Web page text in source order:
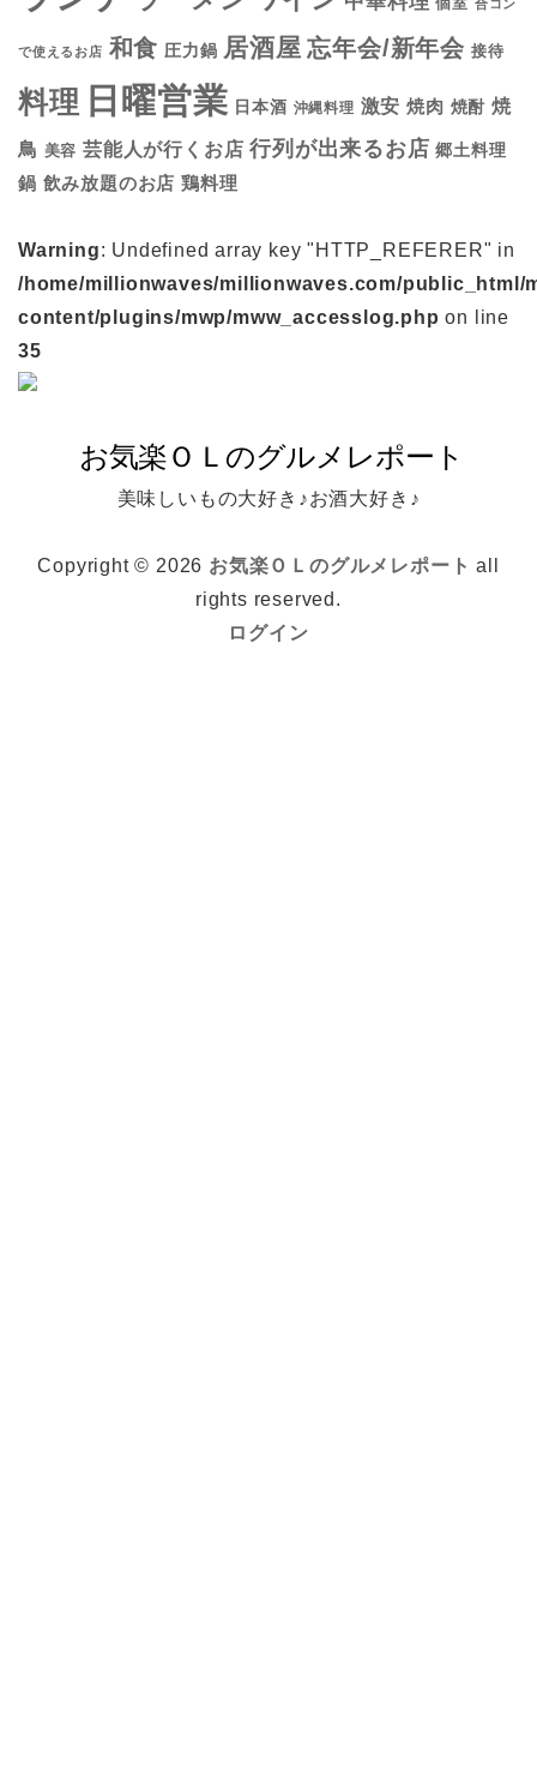
個室 合コン
で使えるお店 和食 圧力鍋 居酒屋 忘年会/新年会 接待
料理 日曜営業 日本酒 沖縄料理 激安 焼肉 焼酎 焼
鳥 美容 芸能人が行くお店 行列が出来るお店 郷土料理
鍋 飲み放題のお店 鶏料理
Warning: Undefined array key "HTTP_REFERER" in
/home/millionwaves/millionwaves.com/public_html/
content/plugins/mwp/mww_accesslog.php on line
35
美味しいもの大好き♪お酒大好き♪
Copyright © 2026 お気楽ＯＬのグルメレポート all
rights reserved.
ログイン